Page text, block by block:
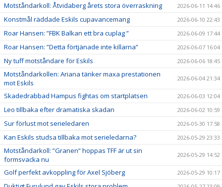
Motståndarkoll: Åtvidaberg årets stora överraskning 2026-06-11 14:46
Konstmål räddade Eskils cupavancemang 2026-06-10 22:43
Roar Hansen: ”FBK Balkan ett bra cuplag ” 2026-06-09 17:44
Roar Hansen: ”Detta förtjänade inte killarna” 2026-06-07 16:04
Ny tuff motståndare för Eskils 2026-06-06 18:45
Motståndarkollen: Ariana tänker maxa prestationen
mot Eskils
2026-06-04 21:34
Skadedrabbad Hampus fightas om startplatsen 2026-06-03 12:04
Leo tillbaka efter dramatiska skadan 2026-06-02 10:59
Sur förlust mot serieledaren 2026-05-30 17:58
Kan Eskils studsa tillbaka mot serieledarna? 2026-05-29 23:33
Motståndarkoll: ”Granen” hoppas TFF är ut sin
formsvacka nu
2026-05-29 14:52
Golf perfekt avkoppling för Axel Sjöberg 2026-05-29 10:17